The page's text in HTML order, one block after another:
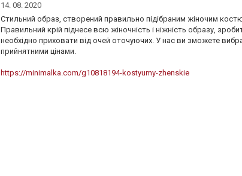
14. 08. 2020
Стильний образ, створений правильно підібраним жіночим
Правильний крій піднесе всю жіночність і ніжність образу,
необхідно приховати від очей оточуючих. У нас ви зможете
прийнятними цінами.
https://minimalka.com/g10818194-kostyumy-zhenskie